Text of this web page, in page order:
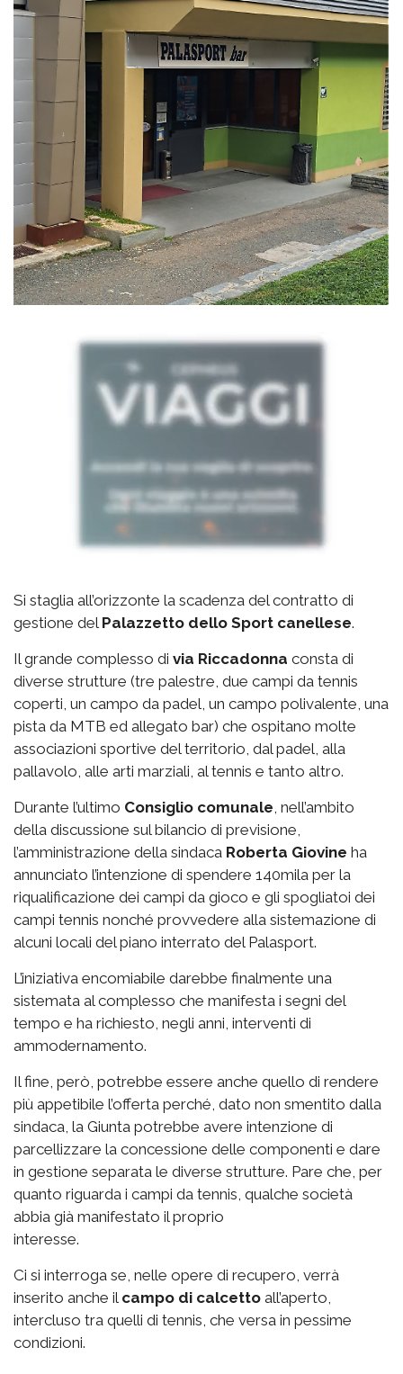
Si staglia all’orizzonte la scadenza del contratto di
gestione del Palazzetto dello Sport canellese.
Il grande complesso di via Riccadonna consta di
diverse strutture (tre palestre, due campi da tennis
coperti, un campo da padel, un campo polivalente, una
pista da MTB ed allegato bar) che ospitano molte
associazioni sportive del territorio, dal padel, alla
pallavolo, alle arti marziali, al tennis e tanto altro.
Durante l’ultimo Consiglio comunale, nell’ambito
della discussione sul bilancio di previsione,
l’amministrazione della sindaca Roberta Giovine ha
annunciato l’intenzione di spendere 140mila per la
riqualificazione dei campi da gioco e gli spogliatoi dei
campi tennis nonché provvedere alla sistemazione di
alcuni locali del piano interrato del Palasport.
L’iniziativa encomiabile darebbe finalmente una
sistemata al complesso che manifesta i segni del
tempo e ha richiesto, negli anni, interventi di
ammodernamento.
Il fine, però, potrebbe essere anche quello di rendere
più appetibile l’offerta perché, dato non smentito dalla
sindaca, la Giunta potrebbe avere intenzione di
parcellizzare la concessione delle componenti e dare
in gestione separata le diverse strutture. Pare che, per
quanto riguarda i campi da tennis, qualche società
abbia già manifestato il proprio
interesse.
Ci si interroga se, nelle opere di recupero, verrà
inserito anche il campo di calcetto all’aperto,
intercluso tra quelli di tennis, che versa in pessime
condizioni.